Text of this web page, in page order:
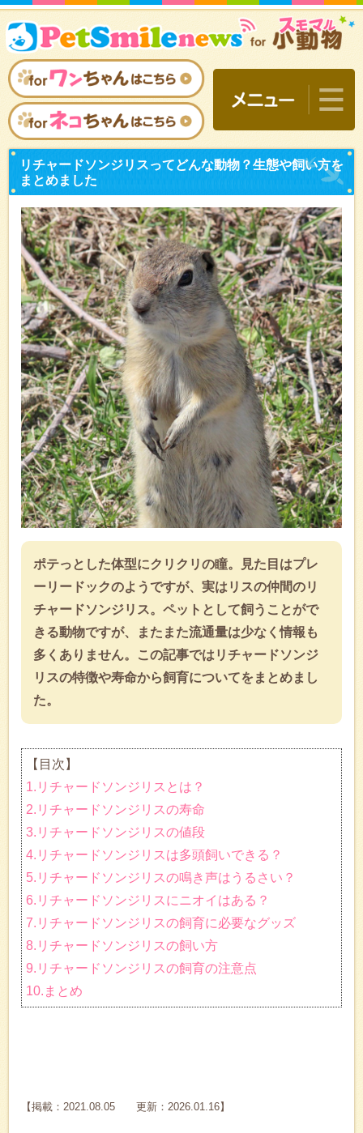
リチャードソンジリスって
まとめました
ポテっとした体型にクリクリの瞳。見た目はプレ
ーリードックのようですが、実はリスの仲間のリ
チャードソンジリス。ペットとして飼うことがで
きる動物ですが、またまた流通量は少なく情報も
多くありません。この記事ではリチャードソンジ
リスの特徴や寿命から飼育についてをまとめまし
た。
【目次】
1.リチャードソンジリスとは？
2.リチャードソンジリスの寿命
3.リチャードソンジリスの値段
4.リチャードソンジリスは多頭飼いできる？
5.リチャードソンジリスの鳴き声はうるさい？
6.リチャードソンジリスにニオイはある？
7.リチャードソンジリスの飼育に必要なグッズ
8.リチャードソンジリスの飼い方
9.リチャードソンジリスの飼育の注意点
10.まとめ
【掲載：2021.08.05 更新：2026.01.16】